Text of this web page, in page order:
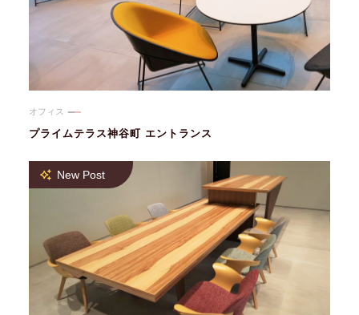
オフィス
プライムテラス神谷町 エントランス
New Post